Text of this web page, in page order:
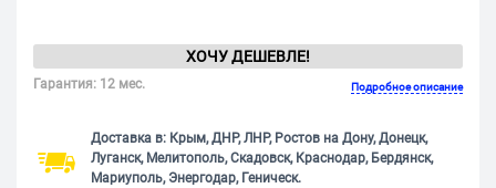
ХОЧУ ДЕШЕВЛЕ!
Гарантия: 12 мес. Подробное описание
Доставка в: Крым, ДНР, ЛНР, Ростов на Дону, Донецк,
Луганск, Мелитополь, Скадовск, Краснодар, Бердянск,
Мариуполь, Энергодар, Геническ.